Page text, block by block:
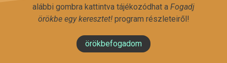
alábbi gombra kattintva tájékozódhat a Fogadj
örökbe egy keresztet!program részleteiről!
örökbefogadom